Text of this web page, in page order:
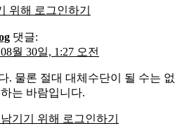
위해 로그인하기
댓글:
월 30일, 1:27 오전
. 물론 절대 대체수단이 될 수는
는 바람입니다.
기기 위해 로그인하기